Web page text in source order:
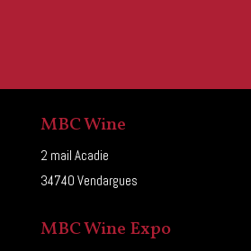
MBC Wine
2 mail Acadie
34740 Vendargues
MBC Wine Expo